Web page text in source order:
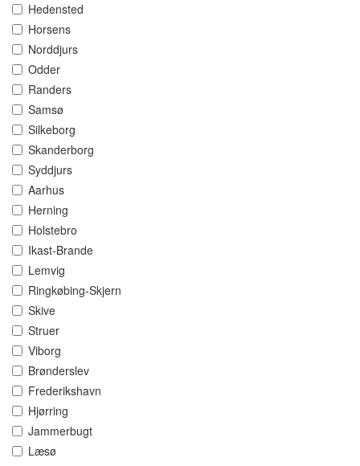
Hedensted
Horsens
Norddjurs
Odder
Randers
Samsø
Silkeborg
Skanderborg
Syddjurs
Aarhus
Herning
Holstebro
Ikast-Brande
Lemvig
Ringkøbing-Skjern
Skive
Struer
Viborg
Brønderslev
Frederikshavn
Hjørring
Jammerbugt
Læsø